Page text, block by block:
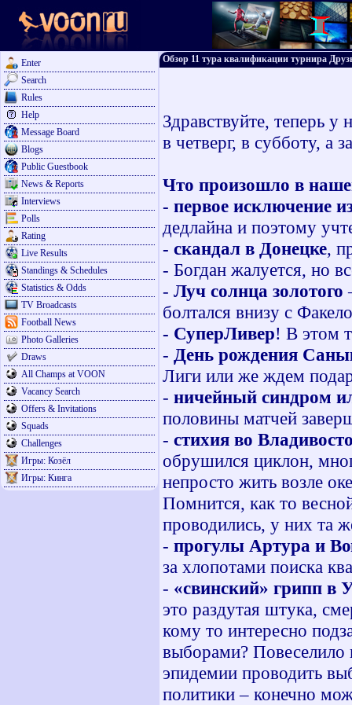
Enter
Search
Rules
Help
Message Board
Blogs
Public Guestbook
News & Reports
Interviews
Polls
Rating
Live Results
Standings & Schedules
Statistics & Odds
TV Broadcasts
Football News
Photo Galleries
Draws
All Champs at VOON
Vacancy Search
Offers & Invitations
Squads
Challenges
Игры: Козёл
Игры: Кинга
Обзор 11 тура квалификации турнира
Здравствуйте, теперь
в четверг, в субботу, а
Что произошло в
- первое исключение
дедлайна и поэтому
- скандал в Донецке,
- Богдан жалуется, но
- Луч солнца золотого
болтался внизу с
- СуперЛивер! В этом
- День рождения
Лиги или же ждем
- ничейный синдром
половины матчей
- стихия во
обрушился циклон,
непросто жить возле
Помнится, как то
проводились, у них та
- прогулы Артура и
за хлопотами поиска
- «свинский» грипп в
это раздутая штука,
кому то интересно
выборами? Повеселило
эпидемии проводить
политики – конечно